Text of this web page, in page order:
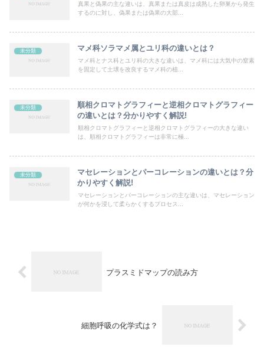
真果と偽果の主な違いは、真果または真皮は成熟した卵巣から発生
するのに対し、偽果または偽果の大部...
未分類 マメ科ソラマメ属とユリ科の違いとは？
マメ科とナス科とユリ科の大きな違いは、マメ科には大気中の窒素
を固定して土壌を改良するマメ科の植...
未分類
順相クロマトグラフィーと逆相クロマトグラフィー
の違いとは？分かりやすく解説!
順相クロマトグラフィーと逆相クロマトグラフィーの大きな違い
は、順相クロマトグラフィーは非常に極...
未分類
マセレーションとパーコレーションの違いとは？分
かりやすく解説!
マセレーションとパーコレーションの主な違いは、マセレーション
が何かを浸して柔らかくするプロセス...
プラスミドマップの読み方
細胞呼吸の化学式は？